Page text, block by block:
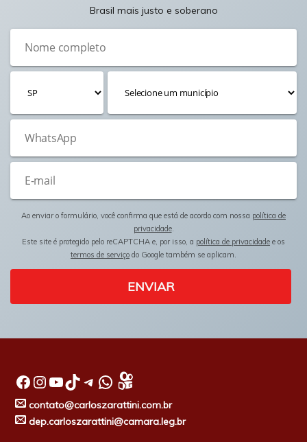
Brasil mais justo e soberano
Ao enviar o formulário, você confirma que está de acordo com nossa política de
privacidade.
Este site é protegido pelo reCAPTCHA e, por isso, a política de privacidade e os
termos de serviço do Google também se aplicam.
ENVIAR
Facebook InstagramYoutube TikTok Telegram WhatsApp
contato@carloszarattini.com.br
dep.carloszarattini@camara.leg.br